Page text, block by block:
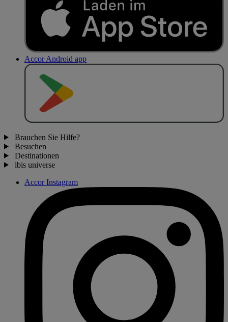
Accor Android app
Brauchen Sie Hilfe?
Besuchen
Destinationen
ibis universe
Accor Instagram